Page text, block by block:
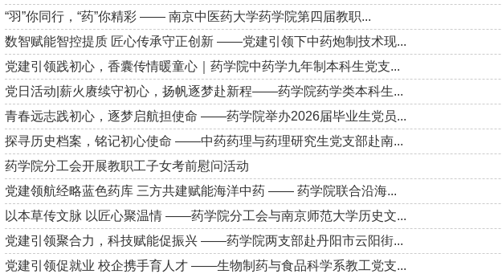
“羽”你同行，“药”你精彩 —— 南京中医药大学药学院第四届教职...
数智赋能智控提质 匠心传承守正创新 ——党建引领下中药炮制技术现...
党建引领践初心，香囊传情暖童心｜药学院中药学九年制本科生党支...
党日活动|薪火赓续守初心，扬帆逐梦赴新程——药学院药学类本科生...
青春远志践初心，逐梦启航担使命 ——药学院举办2026届毕业生党员...
探寻历史档案，铭记初心使命 ——中药药理与药理研究生党支部赴南...
药学院分工会开展教职工子女考前慰问活动
党建领航经略蓝色药库 三方共建赋能海洋中药 —— 药学院联合沿海...
以本草传文脉 以匠心聚温情 ——药学院分工会与南京师范大学历史文...
党建引领聚合力，科技赋能促振兴 ——药学院两支部赴丹阳市云阳街...
党建引领促就业 校企携手育人才 ——生物制药与食品科学系教工党支...